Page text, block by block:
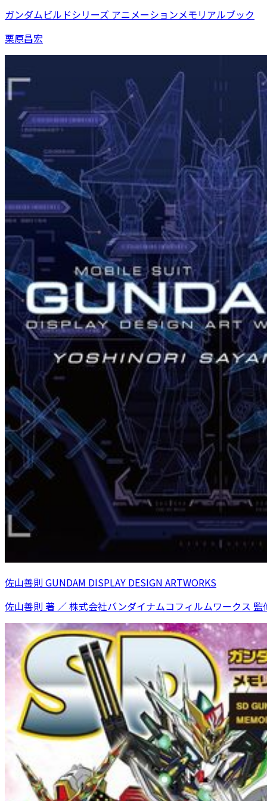
ガンダムビルドシリーズ アニメーションメモリアルブック
栗原昌宏
佐山善則 GUNDAM DISPLAY DESIGN ARTWORKS
佐山善則 著 ／ 株式会社バンダイナムコフィルムワークス 監